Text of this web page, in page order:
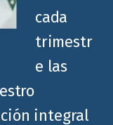
cada
trimestr
e las
integral